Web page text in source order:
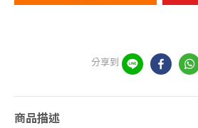
分享到
商品描述